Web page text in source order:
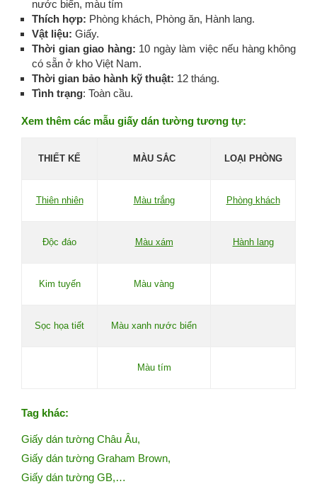
nước biển, màu tím
Thích hợp: Phòng khách, Phòng ăn, Hành lang.
Vật liệu: Giấy.
Thời gian giao hàng: 10 ngày làm việc nếu hàng không
có sẵn ở kho Việt Nam.
Thời gian bảo hành kỹ thuật: 12 tháng.
Tình trạng: Toàn cầu.
Xem thêm các mẫu giấy dán tường tương tự:
THIẾT KẾ MÀU SẮC LOẠI PHÒNG
Thiên nhiên Màu trắng Phòng khách
Độc đáo Màu xám Hành lang
Kim tuyến Màu vàng
Sọc họa tiết Màu xanh nước biển
Màu tím
Tag khác:
Giấy dán tường Châu Âu,
Giấy dán tường Graham Brown,
Giấy dán tường GB,…